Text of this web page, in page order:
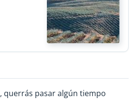
, querrás pasar algún tiempo